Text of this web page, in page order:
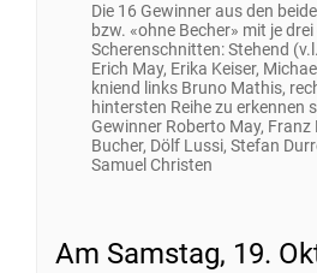
Die 16 Gewinner aus den
bzw. «ohne Becher» mit je
Scherenschnitten: Stehend
Erich May, Erika Keiser,
kniend links Bruno Mathis,
hintersten Reihe zu erkennen
Gewinner Roberto May, Franz
Bucher, Dölf Lussi, Stefan
Samuel Christen
Am Samstag, 19.